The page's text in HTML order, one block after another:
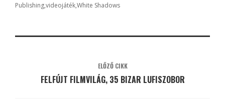
PublishingvideojátékWhite Shadows
ELŐZŐ CIKK
FELFÚJT FILMVILÁG, 35 BIZAR LUFISZOBOR